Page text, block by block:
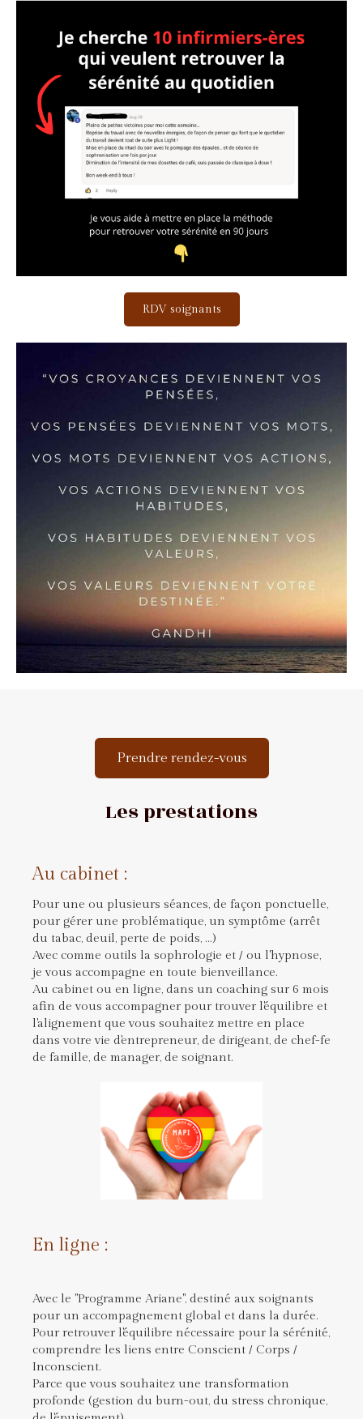
RDV soignants
Prendre rendez-vous
Les prestations
Au cabinet :
Pour une ou plusieurs séances, de façon ponctuelle,
pour gérer une problématique, un symptôme (arrêt
du tabac, deuil, perte de poids, ...)
Avec comme outils la sophrologie et / ou l'hypnose,
je vous accompagne en toute bienveillance.
Au cabinet ou en ligne, dans un coaching sur 6 mois
afin de vous accompagner pour trouver l'équilibre et
l'alignement que vous souhaitez mettre en place
dans votre vie d'entrepreneur, de dirigeant, de chef-fe
de famille, de manager, de soignant.
En ligne :
Avec le "Programme Ariane", destiné aux soignants
pour un accompagnement global et dans la durée.
Pour retrouver l'équilibre nécessaire pour la sérénité,
comprendre les liens entre Conscient / Corps /
Inconscient.
Parce que vous souhaitez une transformation
profonde (gestion du burn-out, du stress chronique,